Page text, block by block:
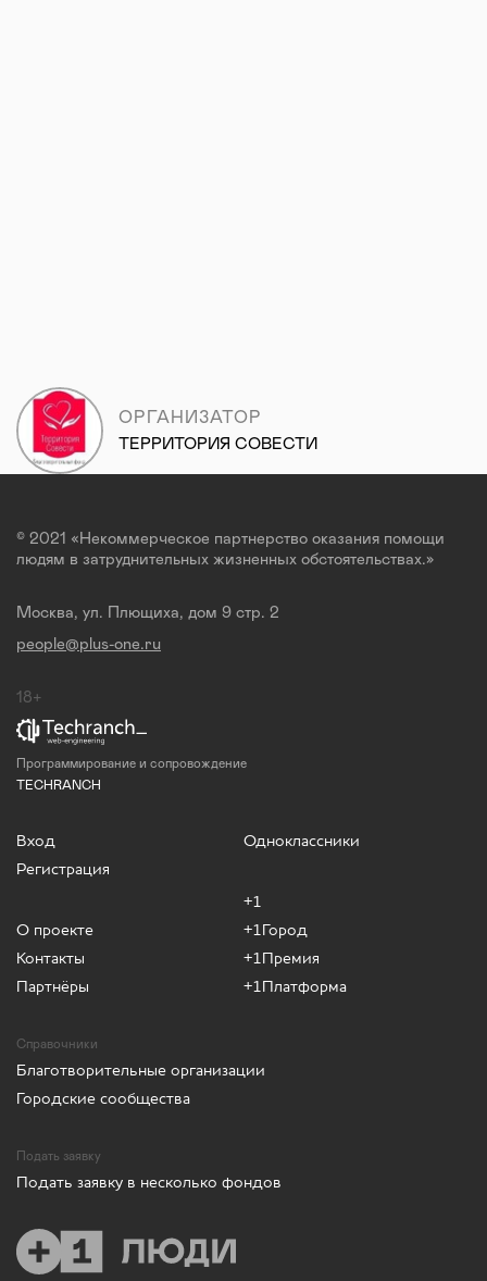
ОРГАНИЗАТОР
ТЕРРИТОРИЯ СОВЕСТИ
© 2021 «Некоммерческое партнерство оказания помощи
людям в затруднительных жизненных обстоятельствах.»
Москва, ул. Плющиха, дом 9 стр. 2
people@plus-one.ru
18+
Программирование и сопровождение
TECHRANCH
Вход
Регистрация
О проекте
Контакты
Партнёры
Одноклассники
+1
+1Город
+1Премия
+1Платформа
Справочники
Благотворительные организации
Городские сообщества
Подать заявку
Подать заявку в несколько фондов